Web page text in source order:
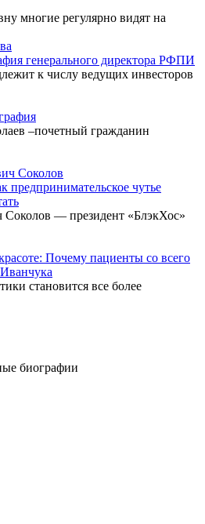
многие регулярно видят на
генерального директора РФПИ
к числу ведущих инвесторов
–почетный гражданин
предпринимательское чутье
— президент «БлэкХос»
Почему пациенты со всего
становится все более
биографии